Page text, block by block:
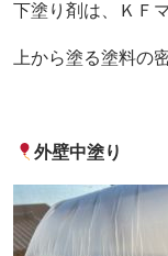
下塗り剤は、ＫＦ
上から塗る塗料の
外壁中塗り